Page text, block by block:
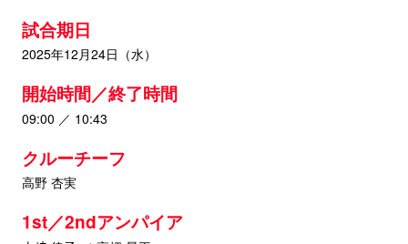
試合期日
2025年12月24日（水）
開始時間／終了時間
09:00 ／ 10:43
クルーチーフ
高野 杏実
1st／2ndアンパイア